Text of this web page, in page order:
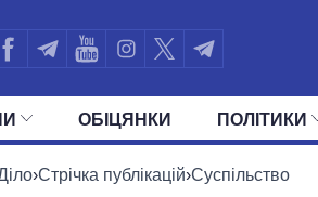
ОБIЦЯНКИ ПОЛIТИКИ
УСІ ПОЛІТИКИ ПРЕЗИДЕНТ І ОФІС
›Стрічка публікацій›Суспільство